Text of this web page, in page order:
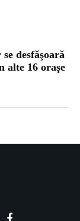
desfăşoară
alte 16 oraşe